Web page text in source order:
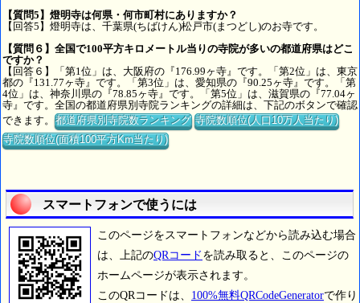
【質問5】燈明寺は何県・何市町村にありますか？
【回答5】燈明寺は、千葉県(ちばけん)松戸市(まつどし)のお寺です。
【質問６】全国で100平方キロメートル当りの寺院が多いの都道府県はどこ
ですか？
【回答６】「第1位」は、大阪府の『176.99ヶ寺』です。「第2位」は、東京
都の『131.77ヶ寺』です。「第3位」は、愛知県の『90.25ヶ寺』です。「第
4位」は、神奈川県の『78.85ヶ寺』です。「第5位」は、滋賀県の『77.04ヶ
寺』です。全国の都道府県別寺院ランキングの詳細は、下記のボタンで確認
できます。都道府県別寺院数ランキング 寺院数順位(人口10万人当たり)
寺院数順位(面積100平方Km当たり)
スマートフォンで使うには
このページをスマートフォンなどから読み込む場合
は、上記のQRコード を読み取ると、このページの
ホームページが表示されます。
このQRコードは、 100%無料QRCodeGeneratorで作り